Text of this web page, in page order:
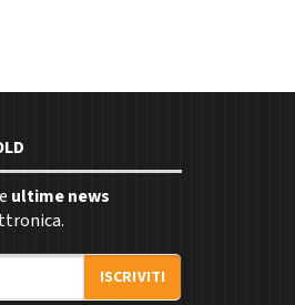
ultime news
ISCRIVITI